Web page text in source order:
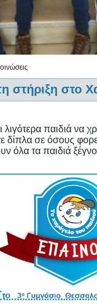
στήριξη στο
λιγότερα παιδιά να
δίπλα σε όσους
όλα τα παιδιά